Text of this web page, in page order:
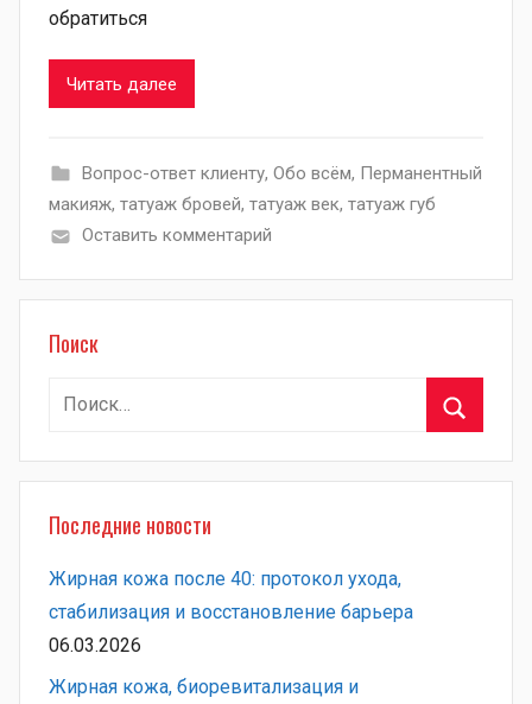
обратиться
Читать далее
Вопрос-ответ клиенту, Обо всём, Перманентный
макияж, татуаж бровей, татуаж век, татуаж губ
Оставить комментарий
Поиск
Найти:
Последние новости
Жирная кожа после 40: протокол ухода,
стабилизация и восстановление барьера
06.03.2026
Жирная кожа, биоревитализация и